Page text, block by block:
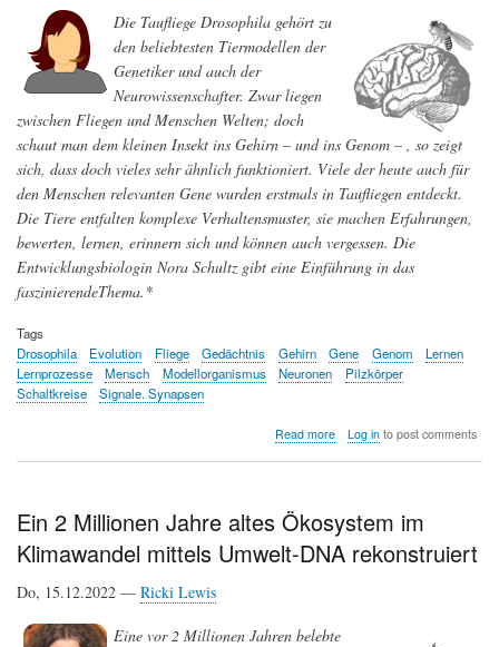
Die Taufliege Drosophila gehört zu
den beliebtesten Tiermodellen der
Genetiker und auch der
Neurowissenschafter. Zwar liegen
zwischen Fliegen und Menschen Welten; doch
schaut man dem kleinen Insekt ins Gehirn – und ins Genom – , so zeigt
sich, dass doch vieles sehr ähnlich funktioniert. Viele der heute auch für
den Menschen relevanten Gene wurden erstmals in Taufliegen entdeckt.
Die Tiere entfalten komplexe Verhaltensmuster, sie machen Erfahrungen,
bewerten, lernen, erinnern sich und können auch vergessen. Die
Entwicklungsbiologin Nora Schultz gibt eine Einführung in das
faszinierendeThema.*
Tags
Drosophila
Evolution Fliege Gedächtnis Gehirn Gene Genom
Lernen
Lernprozesse
Mensch Modellorganismus Neuronen
Pilzkörper
Schaltkreise
Signale. Synapsen
Read moreabout
wir
lernen
Log into post comments
Ein 2 Millionen Jahre altes Ökosystem im
Klimawandel mittels Umwelt-DNA rekonstruiert
Do, 15.12.2022 — Ricki Lewis
Eine vor 2 Millionen Jahren belebte